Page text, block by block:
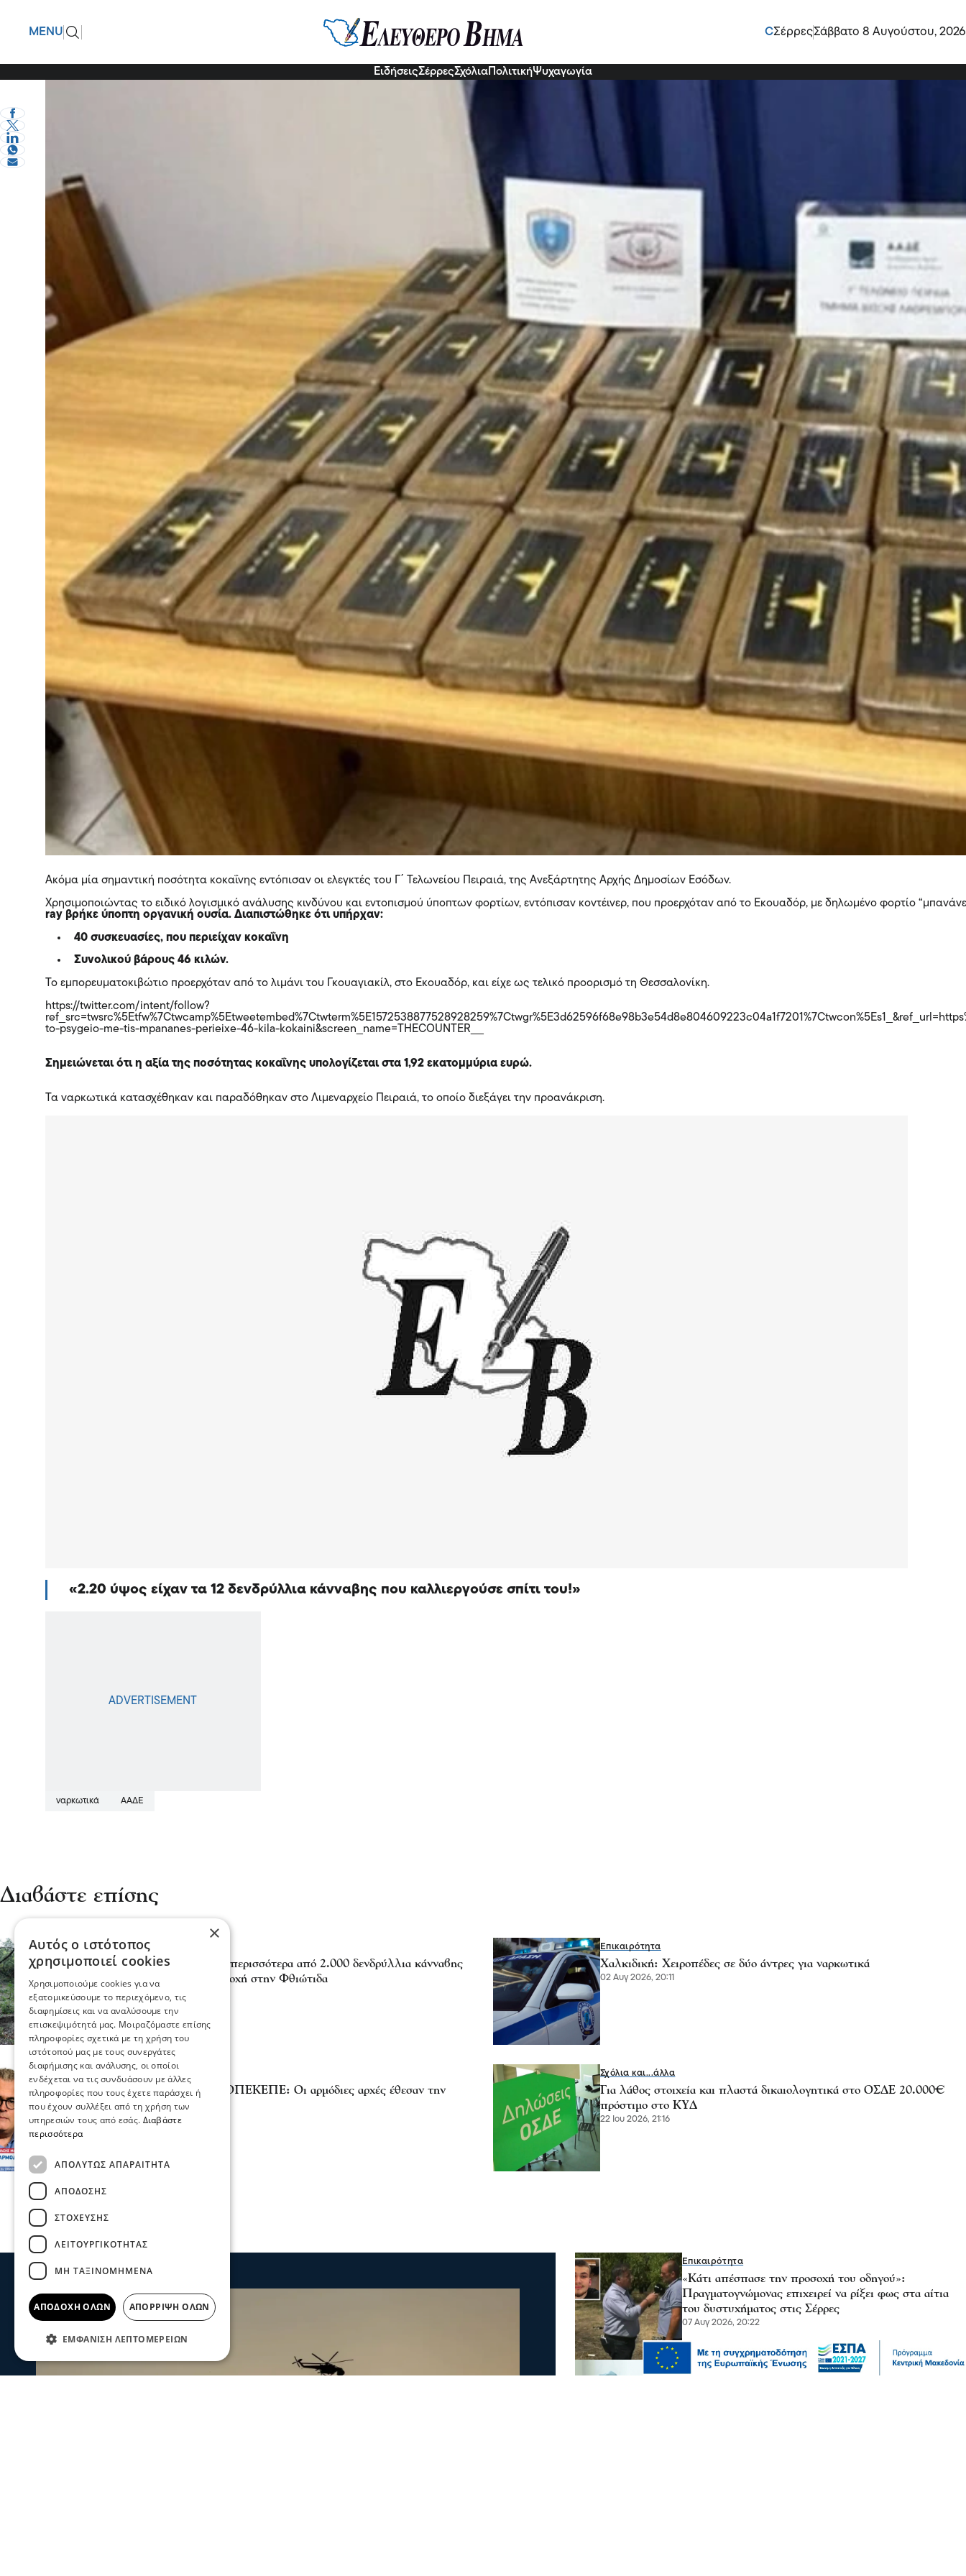
MENU CΣέρρεςΣάββατο 8 Αυγούστου, 2026
ΕιδήσειςΣέρρεςΣχόλια ΠολιτικήΨυχαγωγία
ΑΑΔΕ: Το ψυγείο με τις μπανάνες περιείχε 46 κιλά κοκαΐνη
26 Σεπ 2022, 16:54
Ακόμα μία σημαντική ποσότητα κοκαΐνης εντόπισαν οι ελεγκτές του Γ΄ Τελωνείου Πειραιά, της Ανεξάρτητης Αρχής Δημοσίων Εσόδων.
Χρησιμοποιώντας το ειδικό λογισμικό ανάλυσης κινδύνου και εντοπισμού ύποπτων φορτίων, εντόπισαν κοντέινερ, που προερχόταν από το Εκουαδόρ, με δηλωμένο φορτίο
ray βρήκε ύποπτη οργανική ουσία. Διαπιστώθηκε ότι υπήρχαν:
40 συσκευασίες, που περιείχαν κοκαΐνη
Συνολικού βάρους 46 κιλών.
Το εμπορευματοκιβώτιο προερχόταν από το λιμάνι του Γκουαγιακίλ, στο Εκουαδόρ, και είχε ως τελικό προορισμό τη Θεσσαλονίκη.
https://twitter.com/intent/follow?
to-psygeio-me-tis-mpananes-perieixe-46-kila-kokaini&screen_name=THECOUNTER__
Σημειώνεται ότι η αξία της ποσότητας κοκαΐνης υπολογίζεται στα 1,92 εκατομμύρια ευρώ.
Τα ναρκωτικά κατασχέθηκαν και παραδόθηκαν στο Λιμεναρχείο Πειραιά, το οποίο διεξάγει την προανάκριση.
2.20 ύψος είχαν τα 12 δενδρύλλια κάνναβης που καλλιεργούσε σπίτι του!
ναρκωτικά ΑΑΔΕ
Διαβάστε επίσης
Επικαιρότητα
Εντοπίστηκε φυτεία με περισσότερα από 2.000 δενδρύλλια κάνναβης
σε δύσβατη δασική περιοχή στην Φθιώτιδα
07 Αυγ 2026, 19:10
Επικαιρότητα
Χαλκιδική: Χειροπέδες σε δύο άντρες για ναρκωτικά
02 Αυγ 2026, 20:11
Σχόλια και...άλλα
Θανάσης Μαλλιαράς - ΟΠΕΚΕΠΕ: Οι αρμόδιες αρχές έθεσαν την
υπόθεση στο αρχείο
23 Ιου 2026, 22:17
Σχόλια και...άλλα
Για λάθος στοιχεία και πλαστά δικαιολογητικά στο ΟΣΔΕ 20.000€
πρόστιμο στο ΚΥΔ
22 Ιου 2026, 21:16
Επικαιρότητα
«Κάτι απέσπασε την προσοχή του οδηγού»:
Πραγματογνώμονας επιχειρεί να ρίξει φως στα αίτια
του δυστυχήματος στις Σέρρες
07 Αυγ 2026, 20:22
Μόδα
×
Αυτός ο ιστότοπος
χρησιμοποιεί cookies
Χρησιμοποιούμε cookies για να
εξατομικεύσουμε το περιεχόμενο, τις
διαφημίσεις και να αναλύσουμε την
επισκεψιμότητά μας. Μοιραζόμαστε επίσης
πληροφορίες σχετικά με τη χρήση του
ιστότοπού μας με τους συνεργάτες
διαφήμισης και ανάλυσης, οι οποίοι
ενδέχεται να τις συνδυάσουν με άλλες
πληροφορίες που τους έχετε παράσχει ή
που έχουν συλλέξει από τη χρήση των
υπηρεσιών τους από εσάς. Διαβάστε
περισσότερα
ΑΠΟΛΎΤΩΣ ΑΠΑΡΑΊΤΗΤΑ
ΑΠΌΔΟΣΗΣ
ΣΤΌΧΕΥΣΗΣ
ΛΕΙΤΟΥΡΓΙΚΌΤΗΤΑΣ
ΜΗ ΤΑΞΙΝΟΜΗΜΈΝΑ
ΑΠΟΔΟΧΉ ΌΛΩΝ ΑΠΌΡΡΙΨΗ ΌΛΩΝ
ΕΜΦΆΝΙΣΗ ΛΕΠΤΟΜΕΡΕΙΏΝ